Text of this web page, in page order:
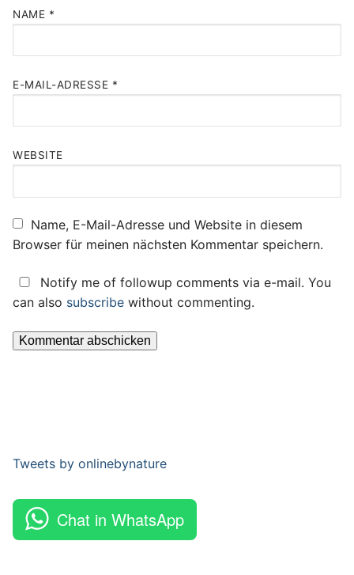
NAME *
E-MAIL-ADRESSE *
WEBSITE
Name, E-Mail-Adresse und Website in diesem
Browser für meinen nächsten Kommentar speichern.
Notify me of followup comments via e-mail. You
can also subscribe without commenting.
Tweets by onlinebynature
Chat in WhatsApp